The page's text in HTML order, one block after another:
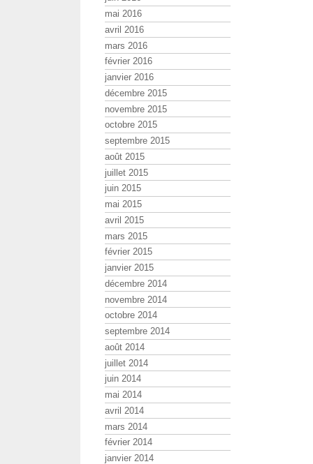
mai 2016
avril 2016
mars 2016
février 2016
janvier 2016
décembre 2015
novembre 2015
octobre 2015
septembre 2015
août 2015
juillet 2015
juin 2015
mai 2015
avril 2015
mars 2015
février 2015
janvier 2015
décembre 2014
novembre 2014
octobre 2014
septembre 2014
août 2014
juillet 2014
juin 2014
mai 2014
avril 2014
mars 2014
février 2014
janvier 2014